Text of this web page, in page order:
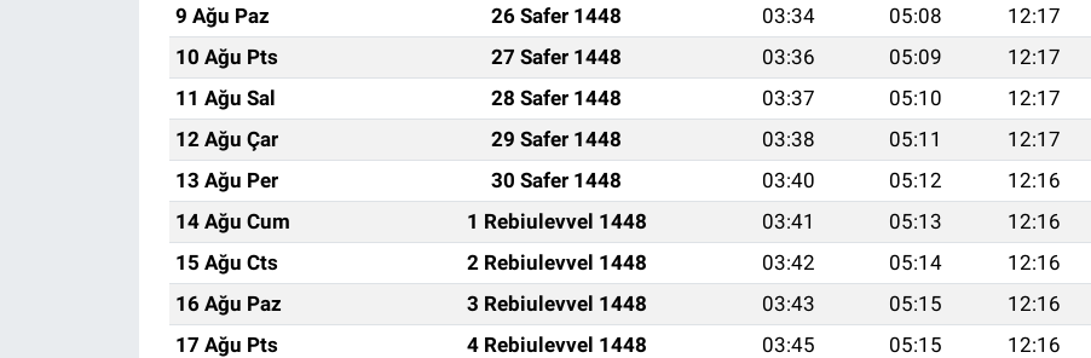
9 Ağu Paz
26 Safer 1448 03:34 05:08 12:17
10 Ağu Pts
27 Safer 1448 03:36 05:09 12:17
11 Ağu Sal
28 Safer 1448 03:37 05:10 12:17
12 Ağu Çar
29 Safer 1448 03:38 05:11 12:17
13 Ağu Per
30 Safer 1448 03:40 05:12 12:16
14 Ağu Cum
1 Rebiulevvel 1448 03:41 05:13 12:16
15 Ağu Cts
2 Rebiulevvel 1448 03:42 05:14 12:16
16 Ağu Paz
3 Rebiulevvel 1448 03:43 05:15 12:16
17 Ağu Pts
4 Rebiulevvel 1448 03:45 05:15 12:16